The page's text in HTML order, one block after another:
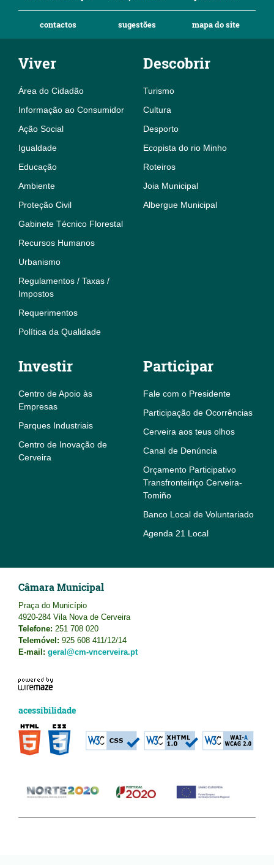
contactos sugestões mapa do site
Viver
Área do Cidadão
Informação ao Consumidor
Ação Social
Igualdade
Educação
Ambiente
Proteção Civil
Gabinete Técnico Florestal
Recursos Humanos
Urbanismo
Regulamentos / Taxas /
Impostos
Requerimentos
Política da Qualidade
Descobrir
Turismo
Cultura
Desporto
Ecopista do rio Minho
Roteiros
Joia Municipal
Albergue Municipal
Investir
Centro de Apoio às
Empresas
Parques Industriais
Centro de Inovação de
Cerveira
Participar
Fale com o Presidente
Participação de Ocorrências
Cerveira aos teus olhos
Canal de Denúncia
Orçamento Participativo
Transfronteiriço Cerveira-
Tomiño
Banco Local de Voluntariado
Agenda 21 Local
Câmara Municipal
Praça do Município
4920-284 Vila Nova de Cerveira
Telefone: 251 708 020
Telemóvel: 925 608 411/12/14
E-mail: geral@cm-vncerveira.pt
acessibilidade